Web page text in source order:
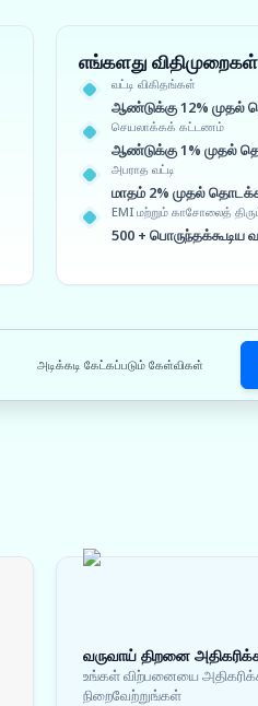
எங்களது விதிமுறைகள்
வட்டி விகிதங்கள்
ஆண்டுக்கு 12% முதல்
செயலாக்கக் கட்டணம்
ஆண்டுக்கு 1% முதல்
அபராத வட்டி
மாதம் 2% முதல்
EMI மற்றும் காசோலைத்
500 + பொருந்தக்கூடிய
அடிக்கடி கேட்கப்படும் கேள்விகள்
வருவாய் திறனை
உங்கள் விற்பனையை
நிறைவேற்றுங்கள்